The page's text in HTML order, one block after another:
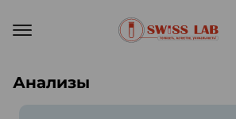
Анализы